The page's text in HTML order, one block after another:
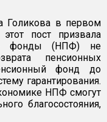
Голикова в первом
пост призвала
фонды (НПФ) не
пенсионных
фонд до
гарантирования.
НПФ смогут
благосостояния,